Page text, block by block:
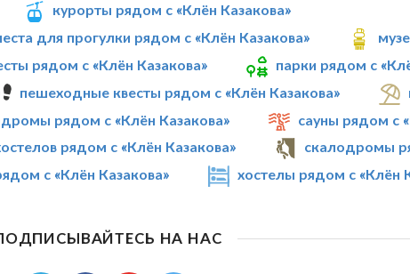
курорты рядом с «Клён Казакова»
для прогулки рядом с «Клён Казакова»
рядом с «Клён Казакова»
парки рядом с
пешеходные квесты рядом с «Клён Казакова»
рядом с «Клён Казакова»
сауны рядом с
рядом с «Клён Казакова»
скалодромы
с «Клён Казакова» хостелы рядом с «Клён
НА НАС